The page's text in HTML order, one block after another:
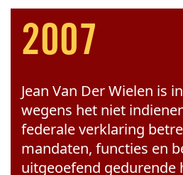
2007
Jean Van Der Wielen is
wegens het niet
federale verklaring
mandaten, functies en
uitgeoefend gedurende